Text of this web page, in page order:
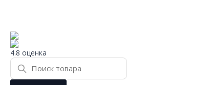
4.8 оценка